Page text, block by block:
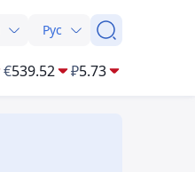
Рус
€539.52 ₽5.73